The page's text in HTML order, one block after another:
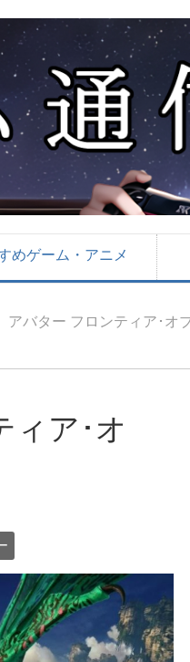
めゲーム・アニメ
アバター フロンティア･オ
ィア･オ